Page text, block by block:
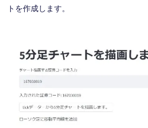
トを作成します。